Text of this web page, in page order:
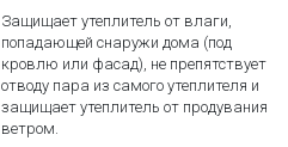
Защищает утеплитель от влаги,
попадающей снаружи дома (под
кровлю или фасад), не препятствует
отводу пара из самого утеплителя и
защищает утеплитель от продувания
ветром.